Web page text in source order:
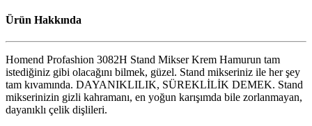
Ürün Hakkında
Homend Profashion 3082H Stand Mikser Krem Hamurun tam
istediğiniz gibi olacağını bilmek, güzel. Stand mikseriniz ile her şey
tam kıvamında. DAYANIKLILIK, SÜREKLİLİK DEMEK. Stand
mikserinizin gizli kahramanı, en yoğun karışımda bile zorlanmayan,
dayanıklı çelik dişlileri.